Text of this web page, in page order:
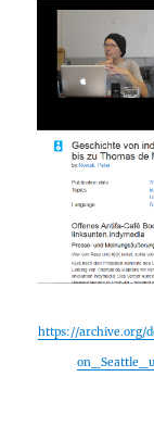
https://archive.org/